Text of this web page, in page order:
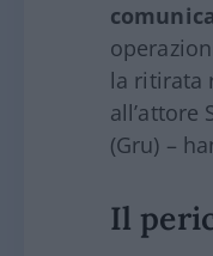
la ritirata
all’attore
(Gru) –
Il